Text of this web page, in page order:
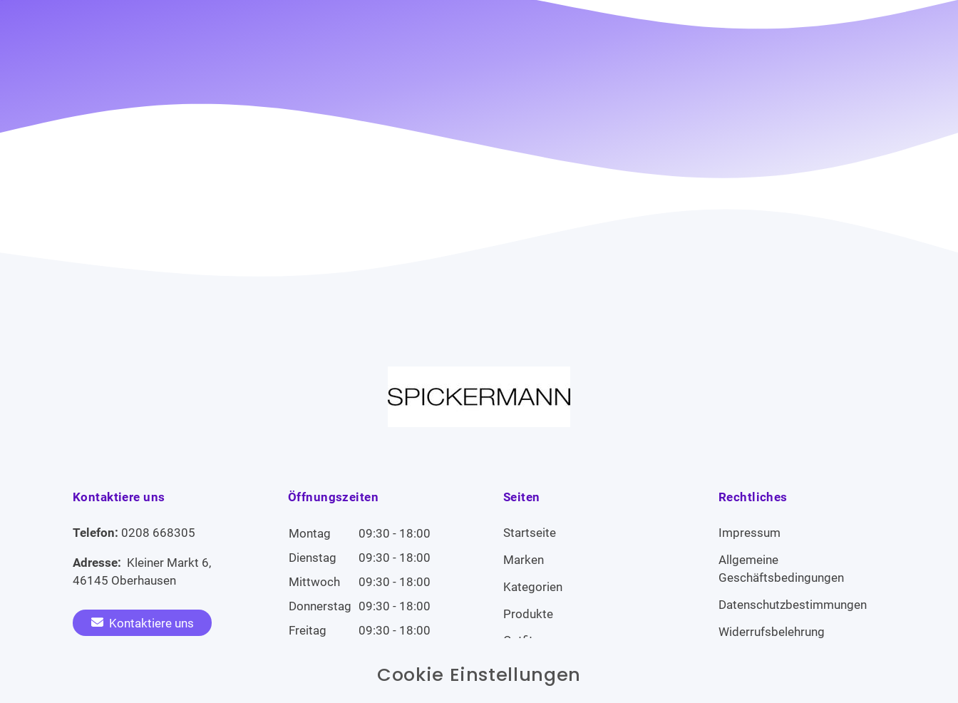
Kontaktiere uns
Telefon: 0208 668305
Adresse: Kleiner Markt 6,
46145 Oberhausen
Kontaktiere uns
Öffnungszeiten
Montag
09:30 - 18:00
Dienstag
09:30 - 18:00
Mittwoch
09:30 - 18:00
Donnerstag 09:30 - 18:00
Freitag
09:30 - 18:00
Geschlossen
Seiten
Startseite
Marken
Kategorien
Produkte
Outfits
Rechtliches
Impressum
Allgemeine
Geschäftsbedingungen
Datenschutzbestimmungen
Widerrufsbelehrung
Cookie Einstellungen